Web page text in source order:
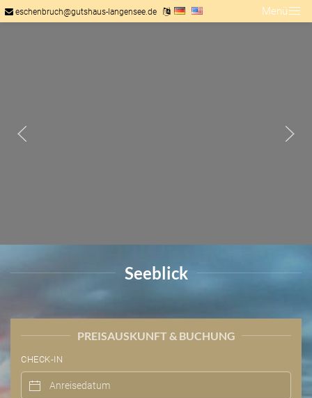
eschenbruch@gutshaus-langensee.de Menü
Seeblick
PREISAUSKUNFT & BUCHUNG
CHECK-IN